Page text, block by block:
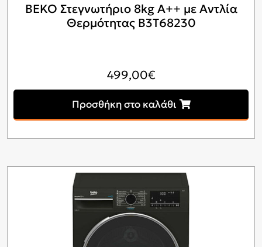
BEKO Στεγνωτήριο 8kg A++ με Αντλία
Θερμότητας B3T68230
499,00€
Προσθήκη στο καλάθι